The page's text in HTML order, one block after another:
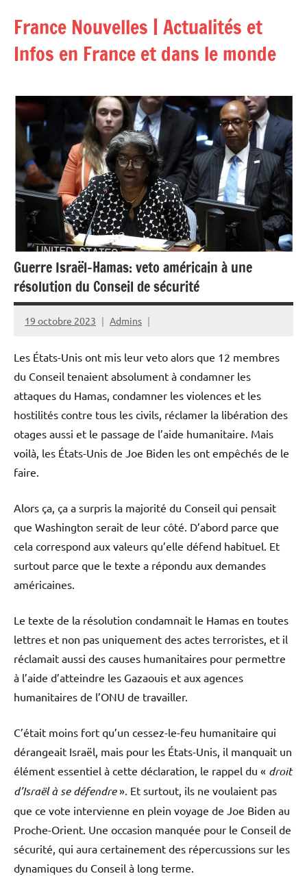
contenu
France Nouvelles | Actualités et
Infos en France et dans le monde
Guerre Israël-Hamas: veto américain à une
résolution du Conseil de sécurité
19 octobre 2023 Admins
Les États-Unis ont mis leur veto alors que 12 membres
du Conseil tenaient absolument à condamner les
attaques du Hamas, condamner les violences et les
hostilités contre tous les civils, réclamer la libération des
otages aussi et le passage de l’aide humanitaire. Mais
voilà, les États-Unis de Joe Biden les ont empêchés de le
faire.
Alors ça, ça a surpris la majorité du Conseil qui pensait
que Washington serait de leur côté. D’abord parce que
cela correspond aux valeurs qu’elle défend habituel. Et
surtout parce que le texte a répondu aux demandes
américaines.
Le texte de la résolution condamnait le Hamas en toutes
lettres et non pas uniquement des actes terroristes, et il
réclamait aussi des causes humanitaires pour permettre
à l’aide d’atteindre les Gazaouis et aux agences
humanitaires de l’ONU de travailler.
C’était moins fort qu’un cessez-le-feu humanitaire qui
dérangeait Israël, mais pour les États-Unis, il manquait un
élément essentiel à cette déclaration, le rappel du « droit
d’Israël à se défendre». Et surtout, ils ne voulaient pas
que ce vote intervienne en plein voyage de Joe Biden au
Proche-Orient. Une occasion manquée pour le Conseil de
sécurité, qui aura certainement des répercussions sur les
dynamiques du Conseil à long terme.